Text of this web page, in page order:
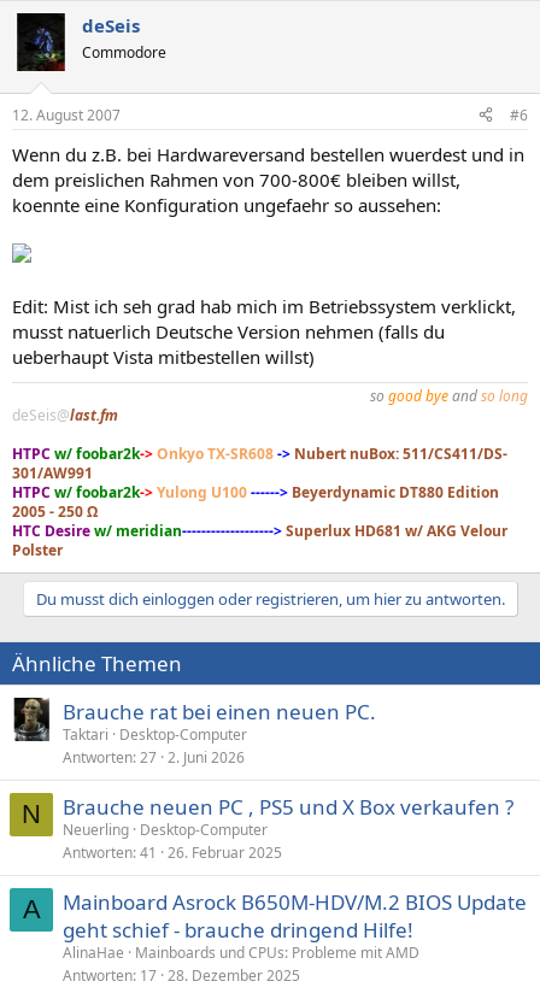
deSeis
Commodore
12. August 2007 #6
Wenn du z.B. bei Hardwareversand bestellen wuerdest und in
dem preislichen Rahmen von 700-800€ bleiben willst,
koennte eine Konfiguration ungefaehr so aussehen:
Edit: Mist ich seh grad hab mich im Betriebssystem verklickt,
musst natuerlich Deutsche Version nehmen (falls du
ueberhaupt Vista mitbestellen willst)
so good byeandso long
deSeis@last.fm
HTPC w/ foobar2k->Onkyo TX-SR608-> Nubert nuBox: 511/CS411/DS-
301/AW991
HTPC w/ foobar2k->Yulong U100------> Beyerdynamic DT880 Edition
2005 - 250 Ω
HTC Desirew/ meridian------------------->Superlux HD681 w/ AKG Velour
Polster
Du musst dich einloggen oder registrieren, um hier zu antworten.
Ähnliche Themen
Brauche rat bei einen neuen PC.
Taktari
Desktop-Computer
Antworten 27 2. Juni 2026
N Brauche neuen PC , PS5 und X Box verkaufen ?
Neuerling Desktop-Computer
Antworten 41 26. Februar 2025
A
Mainboard Asrock B650M-HDV/M.2 BIOS Update
geht schief - brauche dringend Hilfe!
AlinaHae
Mainboards und CPUs: Probleme mit AMD
Antworten 17 28. Dezember 2025